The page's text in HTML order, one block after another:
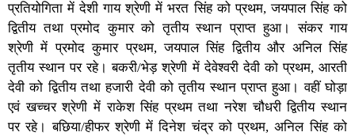
प्रतियोगिता में देशी गाय श्रेणी में भरत सिंह को प्रथम, जयपाल सिंह को
द्वितीय तथा प्रमोद कुमार को तृतीय स्थान प्राप्त हुआ। संकर गाय
श्रेणी में प्रमोद कुमार प्रथम, जयपाल सिंह द्वितीय और अनिल सिंह
तृतीय स्थान पर रहे। बकरी/भेड़ श्रेणी में देवेश्वरी देवी को प्रथम, आरती
देवी को द्वितीय तथा हजारी देवी को तृतीय स्थान प्राप्त हुआ। वहीं घोड़ा
एवं खच्चर श्रेणी में राकेश सिंह प्रथम तथा नरेश चौधरी द्वितीय स्थान
पर रहे। बछिया/हीफर श्रेणी में दिनेश चंद्र को प्रथम, अनिल सिंह को